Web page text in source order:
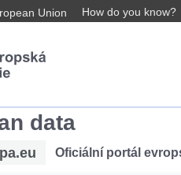
Union How do you know?
data
Oficiální portál